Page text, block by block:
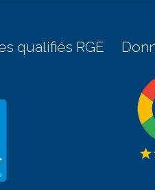
qualifiés RGE